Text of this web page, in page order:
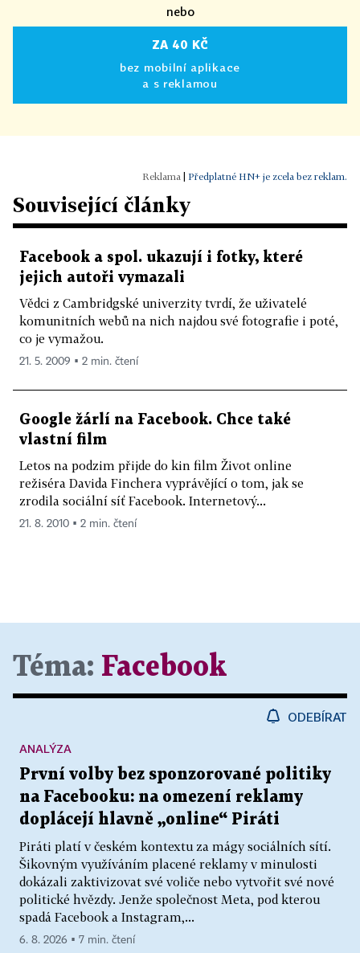
nebo
ZA 40 KČ
bez mobilní aplikace
a s reklamou
Předplatné HN+ je zcela bez reklam.
Související články
Facebook a spol. ukazují i fotky, které
jejich autoři vymazali
Vědci z Cambridgské univerzity tvrdí, že uživatelé
komunitních webů na nich najdou své fotografie i poté,
co je vymažou.
21. 5. 2009 ▪ 2 min. čtení
Google žárlí na Facebook. Chce také
vlastní film
Letos na podzim přijde do kin film Život online
režiséra Davida Finchera vyprávějící o tom, jak se
zrodila sociální síť Facebook. Internetový...
21. 8. 2010 ▪ 2 min. čtení
Téma: Facebook
ODEBÍRAT
První volby bez sponzorované politiky
na Facebooku: na omezení reklamy
doplácejí hlavně „online“ Piráti
Piráti platí v českém kontextu za mágy sociálních sítí.
Šikovným využíváním placené reklamy v minulosti
dokázali zaktivizovat své voliče nebo vytvořit své nové
politické hvězdy. Jenže společnost Meta, pod kterou
spadá Facebook a Instagram,...
ANALÝZA
6. 8. 2026 ▪ 7 min. čtení